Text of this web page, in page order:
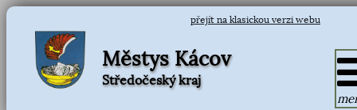
přejít na klasickou verzi webu
Městys Kácov
Středočeský kraj